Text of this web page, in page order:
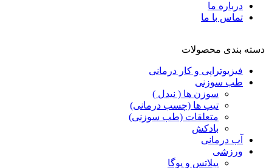
درباره ما
تماس با ما
دسته بندی محصولات
فیزیوتراپی و کار درمانی
طب سوزنی
سوزن ها ( نیدل )
تیپ ها (چسب درمانی)
متعلقات (طب سوزنی)
بادکش
آب درمانی
ورزشی
پیلاتس و یوگا